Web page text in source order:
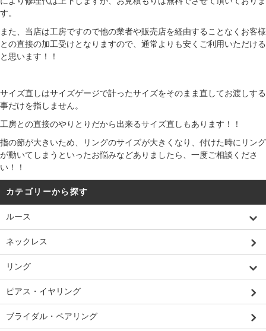
す。
また、当店は工房ですので他の業者や販売店を経由することなくお客様
との直接の加工受けとなりますので、通常よりも安くご利用いただける
と思います！！
サイズ直しはサイズゲージで計ったサイズをそのまま直してお渡しする
事だけを指しません。
工房との直接のやりとりだから出来るサイズ直しもあります！！
指の節が大きいため、リングのサイズが大きくなり、付けた時にリング
が動いてしまうといったお悩みなどありましたら、一度ご相談くださ
い！！
カテゴリーから探す
ルース
ネックレス
リング
ピアス・イヤリング
ブライダル・ペアリング